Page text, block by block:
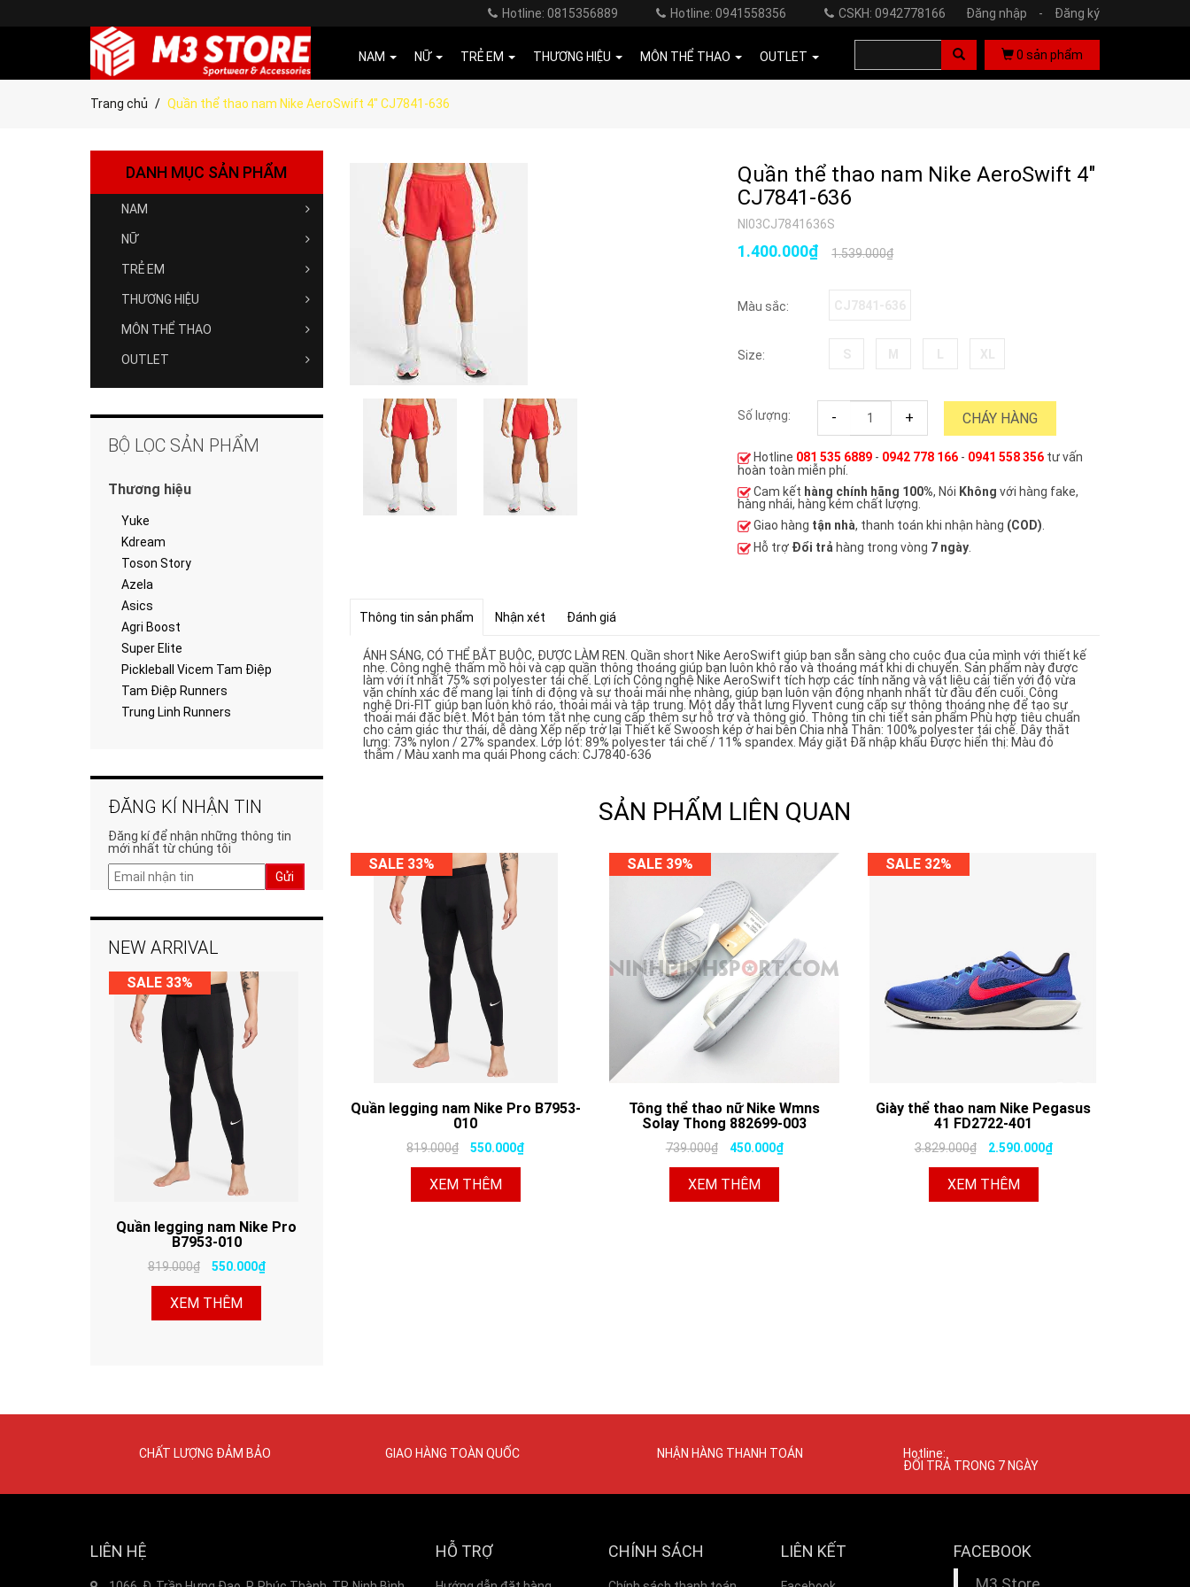
Hotline: 0815356889 Hotline: 0941558356 CSKH: 0942778166 Đăng nhập - Đăng ký
NAM NỮ TRẺ EM THƯƠNG HIỆU MÔN THỂ THAO OUTLET 0 sản phẩm
Trang chủ Quần thể thao nam Nike AeroSwift 4" CJ7841-636
Quần thể thao nam Nike AeroSwift 4"
CJ7841-636
NI03CJ7841636S
1.539.000₫
1.400.000₫
Màu sắc:
Size:
Số lượng: - + CHÁY HÀNG
Hotline 081 535 6889 - 0942 778 166 - 0941 558 356 tư vấn
hoàn toàn miễn phí.
Cam kết hàng chính hãng 100%, Nói Không với hàng fake,
hàng nhái, hàng kém chất lượng.
Giao hàng tận nhà, thanh toán khi nhận hàng (COD).
Hỗ trợ Đổi trả hàng trong vòng 7 ngày
Thông tin sản phẩm Nhận xét Đánh giá
ÁNH SÁNG, CÓ THỂ BẮT BUỘC, ĐƯỢC LÀM REN. Quần short Nike AeroSwift giúp bạn sẵn sàng cho cuộc đua của mình với thiết kế
nhẹ. Công nghệ thấm mồ hôi và cạp quần thông thoáng giúp bạn luôn khô ráo và thoáng mát khi di chuyển. Sản phẩm này được
làm với ít nhất 75% sợi polyester tái chế. Lợi ích Công nghệ Nike AeroSwift tích hợp các tính năng và vật liệu cải tiến với độ vừa
vặn chính xác để mang lại tính di động và sự thoải mái nhẹ nhàng, giúp bạn luôn vận động nhanh nhất từ ​​đầu đến cuối. Công
nghệ Dri-FIT giúp bạn luôn khô ráo, thoải mái và tập trung. Một dây thắt lưng Flyvent cung cấp sự thông thoáng nhẹ để tạo sự
thoải mái đặc biệt. Một bản tóm tắt nhẹ cung cấp thêm sự hỗ trợ và thông gió. Thông tin chi tiết sản phẩm Phù hợp tiêu chuẩn
cho cảm giác thư thái, dễ dàng Xếp nếp trở lại Thiết kế Swoosh kép ở hai bên Chia nhà Thân: 100% polyester tái chế. Dây thắt
lưng: 73% nylon / 27% spandex. Lớp lót: 89% polyester tái chế / 11% spandex. Máy giặt Đã nhập khẩu Được hiển thị: Màu đỏ
thẫm / Màu xanh ma quái Phong cách: CJ7840-636
SẢN PHẨM LIÊN QUAN
SALE 33%
Quần legging nam Nike Pro B7953-
010
819.000₫ 550.000₫
XEM THÊM
SALE 39%
Tông thể thao nữ Nike Wmns
Solay Thong 882699-003
739.000₫ 450.000₫
XEM THÊM
SALE 32%
Giày thể thao nam Nike Pegasus
41 FD2722-401
3.829.000₫ 2.590.000₫
XEM THÊM
DANH MỤC SẢN PHẨM
NAM
NỮ
TRẺ EM
THƯƠNG HIỆU
MÔN THỂ THAO
OUTLET
BỘ LỌC SẢN PHẨM
Thương hiệu
Yuke
Kdream
Toson Story
Azela
Asics
Agri Boost
Super Elite
Pickleball Vicem Tam Điệp
Tam Điệp Runners
Trung Linh Runners
ĐĂNG KÍ NHẬN TIN
Đăng kí để nhận những thông tin
mới nhất từ chúng tôi
Gửi
NEW ARRIVAL
SALE 33%
Quần legging nam Nike Pro
B7953-010
819.000₫ 550.000₫
XEM THÊM
CHẤT LƯỢNG ĐẢM BẢO GIAO HÀNG TOÀN QUỐC NHẬN HÀNG THANH TOÁN
Hotline:
ĐỔI TRẢ TRONG 7 NGÀY
LIÊN HỆ HỖ TRỢ CHÍNH SÁCH LIÊN KẾT FACEBOOK